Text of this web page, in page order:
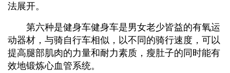
法展开。
第六种是健身车健身车是男女老少皆益的有氧运
动器材，与骑自行车相似，以不同的骑行速度，可以
提高腿部肌肉的力量和耐力素质，瘦肚子的同时能有
效地锻炼心血管系统。